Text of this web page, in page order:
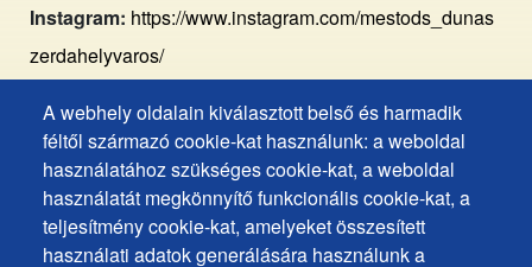
A webhely oldalain kiválasztott belső és harmadik
féltől származó cookie-kat használunk: a weboldal
használatához szükséges cookie-kat, a weboldal
használatát megkönnyítő funkcionális cookie-kat, a
teljesítmény cookie-kat, amelyeket összesített
használati adatok generálására használunk a
Instagram: https://www.instagram.com/mestods_dunas
zerdahelyvaros/
Footer
Cookies
+
Hozzáférhetőségi nyilatkozat
Gyakran ismételt kérdések
Személyes adatok védelme
Sütik használata